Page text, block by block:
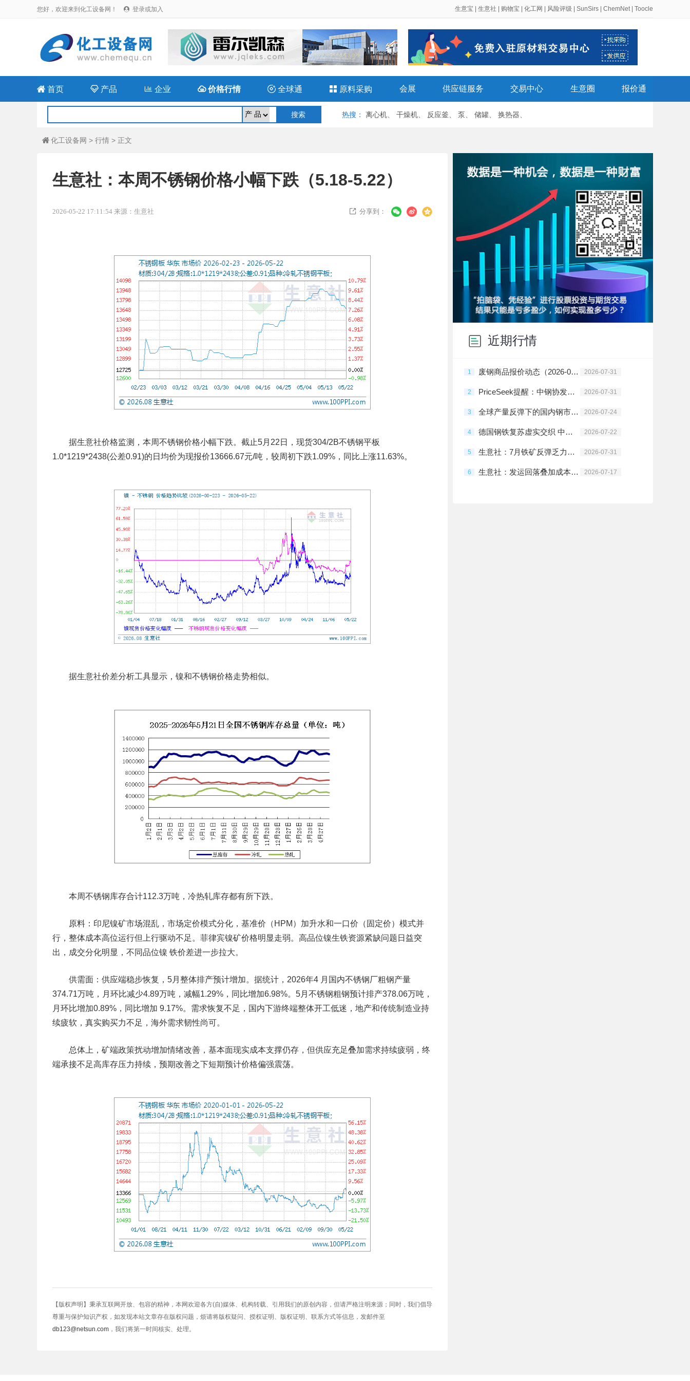
您好，欢迎来到化工设备网！  登录或加入 生意宝 生意社 购物宝 化工网 风险评级 SunSirs ChemNet| Toocle
 首页  产品 企业 价格行情  全球通  原料采购 会展 供应链服务 交易中心 生意圈 报价通
热搜 ： 离心机 干燥机 反应釜 泵 储罐 换热器
 化工设备网 > 行情 > 正文
生意社：本周不锈钢价格小幅下跌（5.18-5.22）
2026-05-22 17:11:54 来源：生意社  分享到：
据生意社价格监测，本周不锈钢价格小幅下跌。截止5月22日，现货304/2B不锈钢平板
1.0*1219*2438(公差0.91)的日均价为现报价13666.67元/吨，较周初下跌1.09%，同比上涨11.63%。
据生意社价差分析工具显示，镍和不锈钢价格走势相似。
本周不锈钢库存合计112.3万吨，冷热轧库存都有所下跌。
原料：印尼镍矿市场混乱，市场定价模式分化，基准价（HPM）加升水和一口价（固定价）模式并
行，整体成本高位运行但上行驱动不足。菲律宾镍矿价格明显走弱。高品位镍生铁资源紧缺问题日益突
出，成交分化明显，不同品位镍 铁价差进一步拉大。
供需面：供应端稳步恢复，5月整体排产预计增加。据统计，2026年4 月国内不锈钢厂粗钢产量
374.71万吨，月环比减少4.89万吨，减幅1.29%，同比增加6.98%。5月不锈钢粗钢预计排产378.06万吨，
月环比增加0.89%，同比增加 9.17%。需求恢复不足，国内下游终端整体开工低迷，地产和传统制造业持
续疲软，真实购买力不足，海外需求韧性尚可。
总体上，矿端政策扰动增加情绪改善，基本面现实成本支撑仍存，但供应充足叠加需求持续疲弱，终
端承接不足高库存压力持续，预期改善之下短期预计价格偏强震荡。
【版权声明】秉承互联网开放、包容的精神，本网欢迎各方(自)媒体、机构转载、引用我们的原创内容，但请严格注明来源；同时，我们倡导
尊重与保护知识产权，如发现本站文章存在版权问题，烦请将版权疑问、授权证明、版权证明、联系方式等信息，发邮件至
db123@netsun.com ，我们将第一时间核实、处理。
近期行情
1 废钢商品报价动态（2026-07-31） 2026-07-31
2 PriceSeek提醒：中钢协发布上半年主要用钢行业运行月报 2026-07-31
3 全球产量反弹下的国内钢市：出口承压与结构突围 2026-07-24
4 德国钢铁复苏虚实交织 中国钢铁出口短期受阻 2026-07-22
5 生意社：7月铁矿反弹乏力承压震荡 8月延续 2026-07-31
6 生意社：发运回落叠加成本反弹 铁矿石低位震荡偏强 2026-07-17